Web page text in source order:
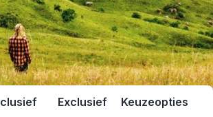
Exclusief Keuzeopties